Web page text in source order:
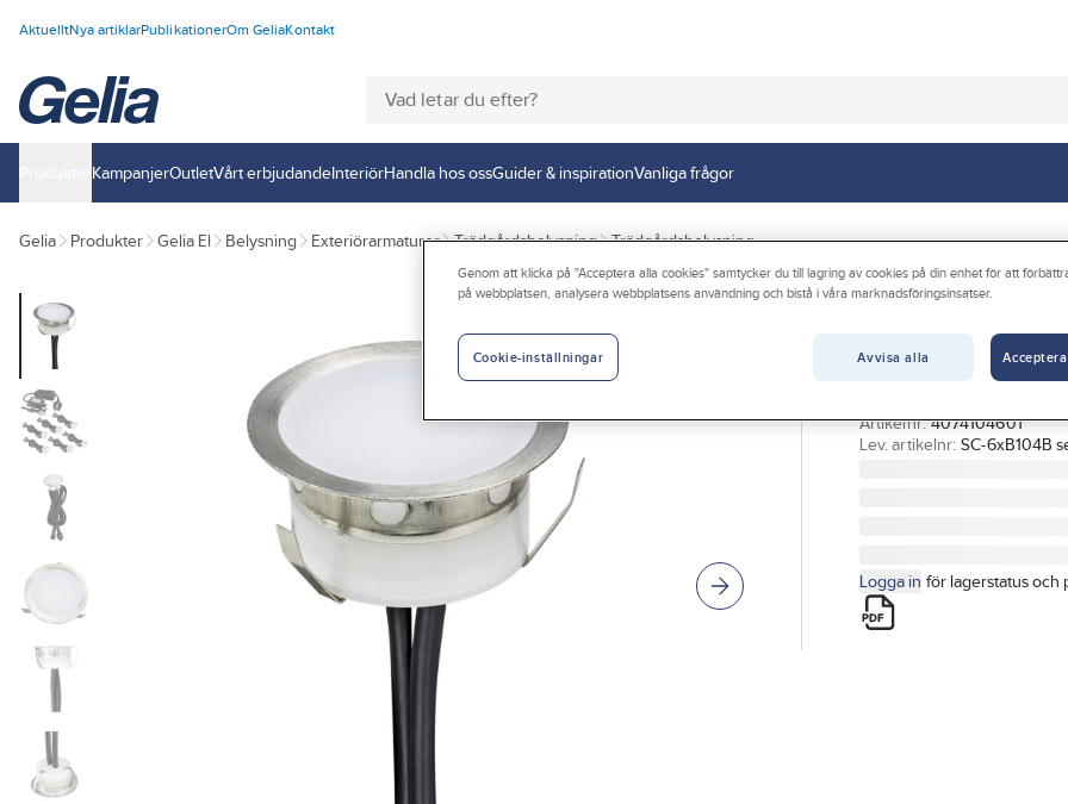
AktuelltNya artiklarPublikationerOm GeliaKontakt
KampanjerOutletVårt erbjudandeInteriörHandla hos ossGuider & inspirationVanliga frågor
Gelia Produkter Gelia El Belysning Exteriörarmaturer Trädgårdsbelysning Trädgårdsbelysning
GELIA - LIGHT 4 HOME
Onsö
TRÄDGÅRDSB
Artikelnr: 4074104601
Lev. artikelnr: SC-6xB104B
Logga in för lagerstatus och
Genom att klicka på "Acceptera alla cookies" samtycker du till lagring av cookies på din enhet för att
på webbplatsen, analysera webbplatsens användning och bistå i våra marknadsföringsinsatser.
Avvisa alla
Cookie-inställningar